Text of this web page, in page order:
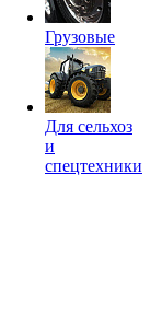
Грузовые
Для сельхоз
и
спецтехники